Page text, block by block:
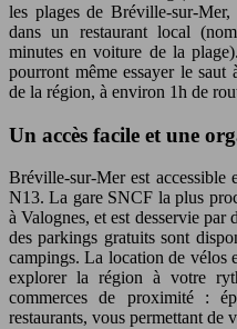
les plages de Bréville-sur-
dans un restaurant local
minutes en voiture de la
pourront même essayer le saut
de la région, à environ 1h de
Un accès facile et une
Bréville-sur-Mer est
N13. La gare SNCF la plus
à Valognes, et est desservie par
des parkings gratuits sont
campings. La location de vélos
explorer la région à votre
commerces de proximité :
restaurants, vous permettant de